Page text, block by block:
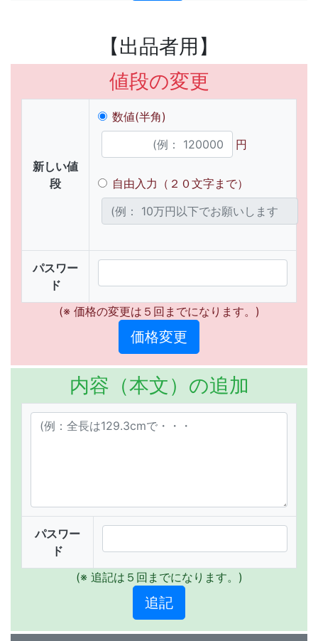
【出品者用】
値段の変更
新しい値
段
数値(半角)
円
自由入力（２０文字まで）
パスワー
ド
(※ 価格の変更は５回までになります。)
内容（本文）の追加
パスワー
ド
(※ 追記は５回までになります。)